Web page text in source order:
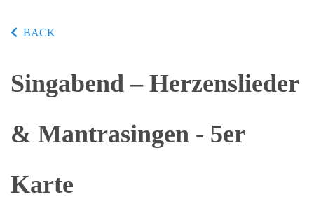
BACK
Singabend – Herzenslieder
& Mantrasingen - 5er
Karte